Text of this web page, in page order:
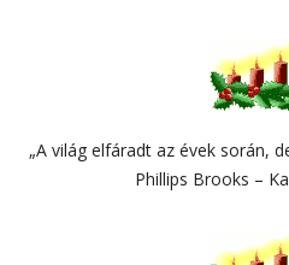
„A világ elfáradt az évek során,
Phillips Brooks –